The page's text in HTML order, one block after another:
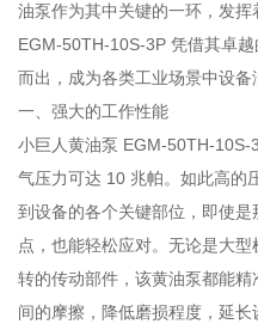
18207556558
q1508@126.COM
深圳市南山区前海路
油泵作为其中关键的一环，发
EGM-50TH-10S-3P 凭借其卓
而出，成为各类工业场景中设备
一、强大的工作性能
小巨人黄油泵 EGM-50TH-10S-
气压力可达 10 兆帕。如此高的
到设备的各个关键部位，即使
点，也能轻松应对。无论是大
转的传动部件，该黄油泵都能
间的摩擦，降低磨损程度，延长